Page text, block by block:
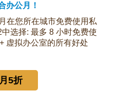
办公月！
在您所在城市免费使用私
选择: 最多 8 小时免费使
虚拟办公室的所有好处
5折